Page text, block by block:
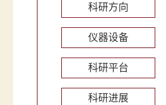
科研方向
仪器设备
科研平台
科研进展